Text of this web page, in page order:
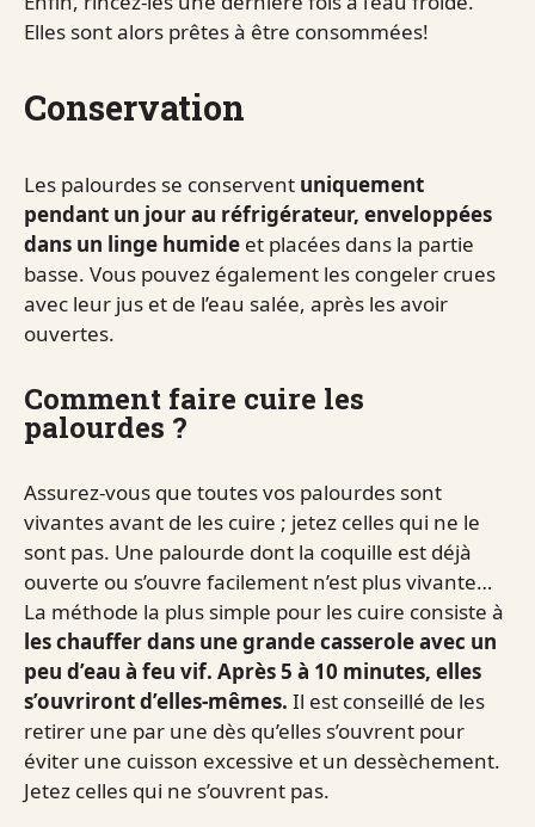
Elles sont alors prêtes à être consommées!
Conservation
Les palourdes se conservent uniquement
pendant un jour au réfrigérateur, enveloppées
dans un linge humide et placées dans la partie
basse. Vous pouvez également les congeler crues
avec leur jus et de l’eau salée, après les avoir
ouvertes.
Comment faire cuire les
palourdes ?
Assurez-vous que toutes vos palourdes sont
vivantes avant de les cuire ; jetez celles qui ne le
sont pas. Une palourde dont la coquille est déjà
ouverte ou s’ouvre facilement n’est plus vivante…
La méthode la plus simple pour les cuire consiste à
les chauffer dans une grande casserole avec un
peu d’eau à feu vif. Après 5 à 10 minutes, elles
s’ouvriront d’elles-mêmes. Il est conseillé de les
retirer une par une dès qu’elles s’ouvrent pour
éviter une cuisson excessive et un dessèchement.
Jetez celles qui ne s’ouvrent pas.